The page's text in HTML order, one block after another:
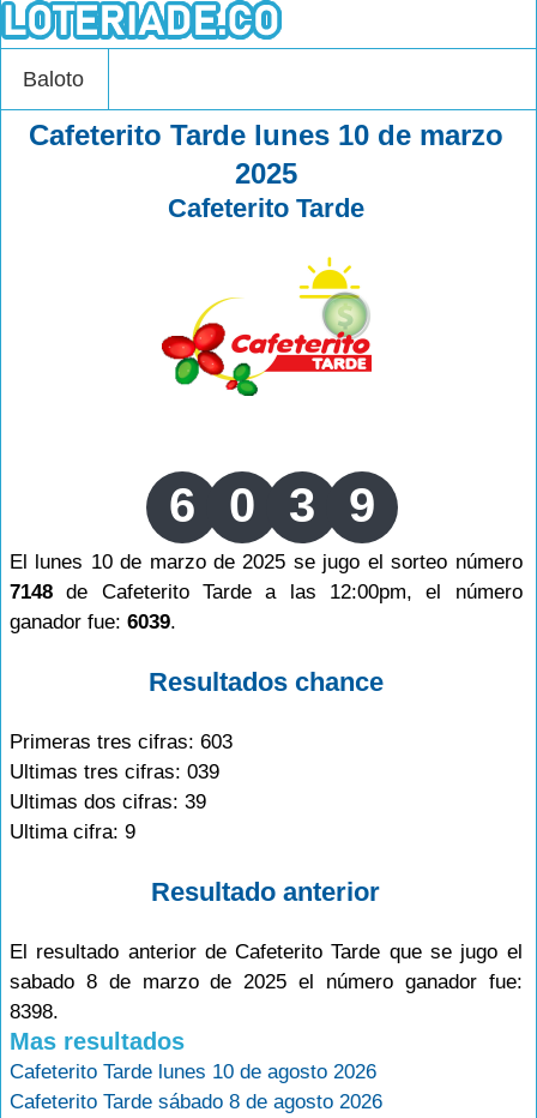
Baloto
Cafeterito Tarde lunes 10 de marzo
2025
Cafeterito Tarde
6 0 3 9
El lunes 10 de marzo de 2025 se jugo el sorteo número
7148 de Cafeterito Tarde a las 12:00pm, el número
ganador fue: 6039.
Resultados chance
Primeras tres cifras: 603
Ultimas tres cifras: 039
Ultimas dos cifras: 39
Ultima cifra: 9
Resultado anterior
El resultado anterior de Cafeterito Tarde que se jugo el
sabado 8 de marzo de 2025 el número ganador fue:
8398.
Mas resultados
Cafeterito Tarde lunes 10 de agosto 2026
Cafeterito Tarde sábado 8 de agosto 2026